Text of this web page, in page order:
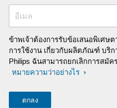
อีเมล
ข้าพเจ้าต้องการรับข้อเสนอพิเศษ
การใช้งาน เกี่ยวกับผลิตภัณฑ์ บริ
Philips ฉันสามารถยกเลิกการสมัค
หมายความว่าอย่างไร